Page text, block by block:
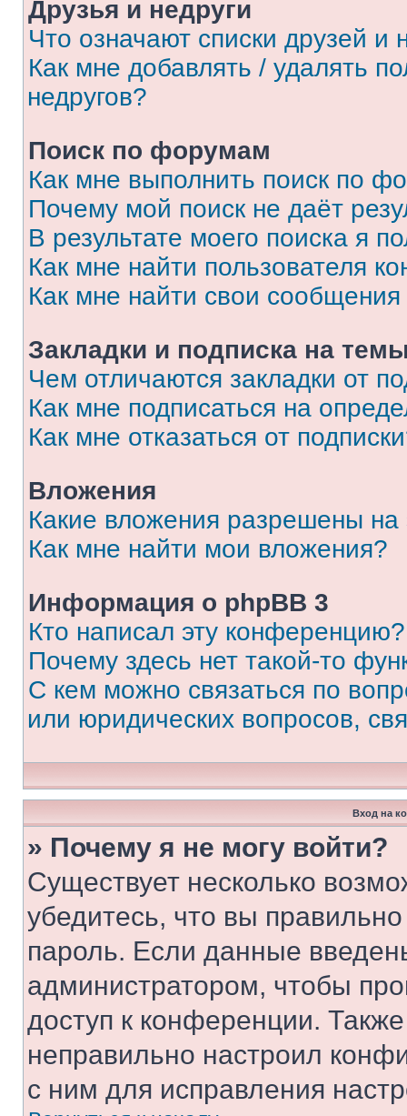
Друзья и недруги
Что означают списки друзей и
Как мне добавлять / удалять
недругов?
Поиск по форумам
Как мне выполнить поиск по
Почему мой поиск не даёт
В результате моего поиска я
Как мне найти пользователя
Как мне найти свои
Закладки и подписка на
Чем отличаются закладки от
Как мне подписаться на
Как мне отказаться от
Вложения
Какие вложения разрешены
Как мне найти мои вложения?
Информация о phpBB 3
Кто написал эту конференцию?
Почему здесь нет такой-то
С кем можно связаться по
или юридических вопросов,
Вход на
» Почему я не могу войти?
Существует несколько
убедитесь, что вы
пароль. Если данные
администратором, чтобы
доступ к конференции.
неправильно настроил
с ним для исправления